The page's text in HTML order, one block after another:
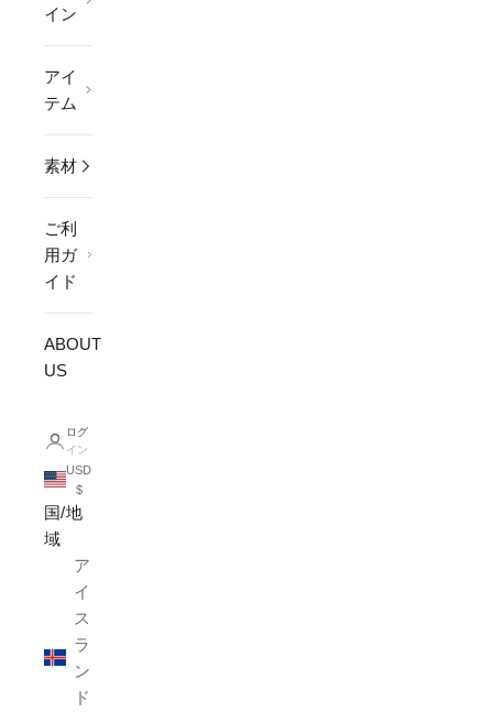
イン
アイ
テム
素材
ご利
用ガ
イド
ABOUT
US
ログ
イン
USD
$
国/地
域
ア
イ
ス
ラ
ン
ド